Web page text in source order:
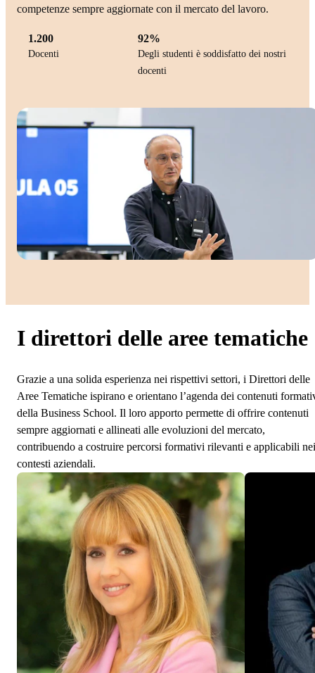
competenze sempre aggiornate con il mercato del lavoro.
1.200
Docenti
92%
Degli studenti è soddisfatto dei nostri
docenti
I direttori delle aree tematiche
Grazie a una solida esperienza nei rispettivi settori, i Direttori delle
Aree Tematiche ispirano e orientano l’agenda dei contenuti
della Business School. Il loro apporto permette di offrire contenuti
sempre aggiornati e allineati alle evoluzioni del mercato,
contribuendo a costruire percorsi formativi rilevanti e applicabili nei
contesti aziendali.